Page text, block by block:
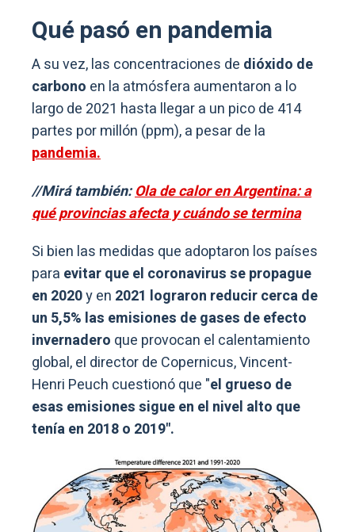
Qué pasó en pandemia
A su vez, las concentraciones de dióxido de
carbono en la atmósfera aumentaron a lo
largo de 2021 hasta llegar a un pico de 414
partes por millón (ppm), a pesar de la
pandemia.
//Mirá también:Ola de calor en Argentina: a
qué provincias afecta y cuándo se termina
Si bien las medidas que adoptaron los países
para evitar que el coronavirus se propague
en 2020y en 2021 lograron reducir cerca de
un 5,5% las emisiones de gases de efecto
invernadero que provocan el calentamiento
global, el director de Copernicus, Vincent-
Henri Peuch cuestionó que "el grueso de
esas emisiones sigue en el nivel alto que
tenía en 2018 o 2019".